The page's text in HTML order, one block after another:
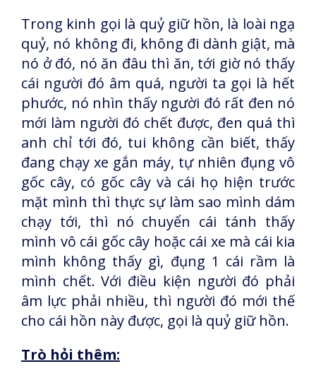
Trong kinh gọi là quỷ giữ hồn, là loài ngạ
quỷ, nó không đi, không đi dành giật, mà
nó ở đó, nó ăn đâu thì ăn, tới giờ nó thấy
cái người đó âm quá, người ta gọi là hết
phước, nó nhìn thấy người đó rất đen nó
mới làm người đó chết được, đen quá thì
anh chỉ tới đó, tui không cần biết, thấy
đang chạy xe gắn máy, tự nhiên đụng vô
gốc cây, có gốc cây và cái họ hiện trước
mặt mình thì thực sự làm sao mình dám
chạy tới, thì nó chuyển cái tánh thấy
mình vô cái gốc cây hoặc cái xe mà cái kia
mình không thấy gì, đụng 1 cái rầm là
mình chết. Với điều kiện người đó phải
âm lực phải nhiều, thì người đó mới thế
cho cái hồn này được, gọi là quỷ giữ hồn.
Trò hỏi thêm: